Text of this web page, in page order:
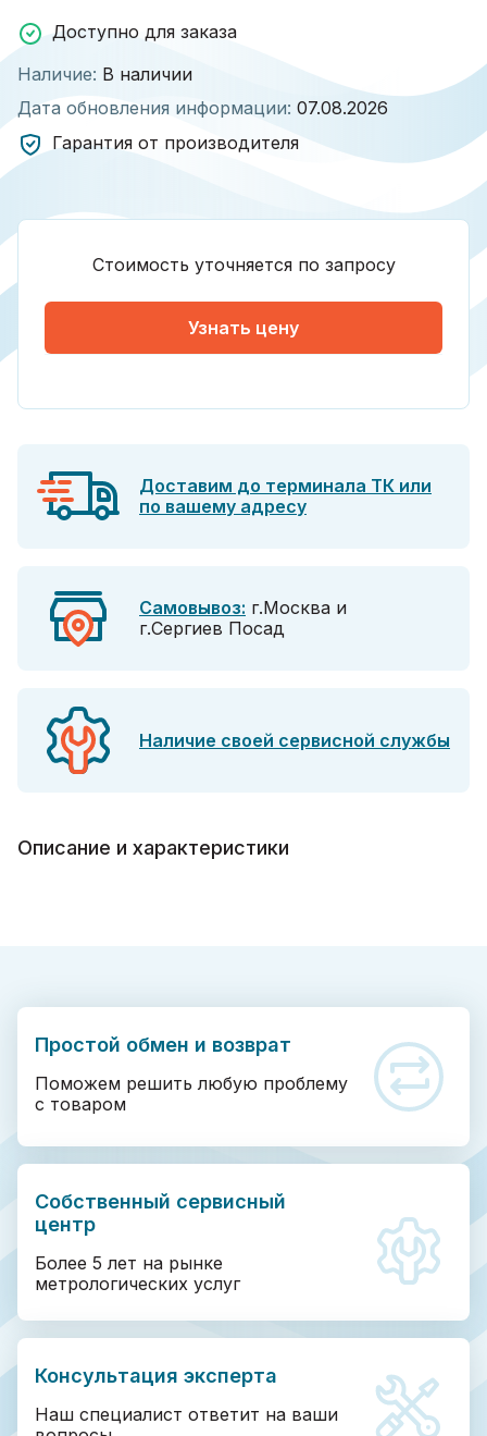
Доступно для заказа
Наличие: В наличии
Дата обновления информации: 07.08.2026
Гарантия от производителя
Стоимость уточняется по запросу
Узнать цену
Доставим до терминала ТК или
по вашему адресу
Самовывоз: г.Москва и
г.Сергиев Посад
Наличие своей сервисной службы
Описание и характеристики
Простой обмен и возврат
Поможем решить любую проблему
с товаром
Собственный сервисный
центр
Более 5 лет на рынке
метрологических услуг
Консультация эксперта
Наш специалист ответит на ваши